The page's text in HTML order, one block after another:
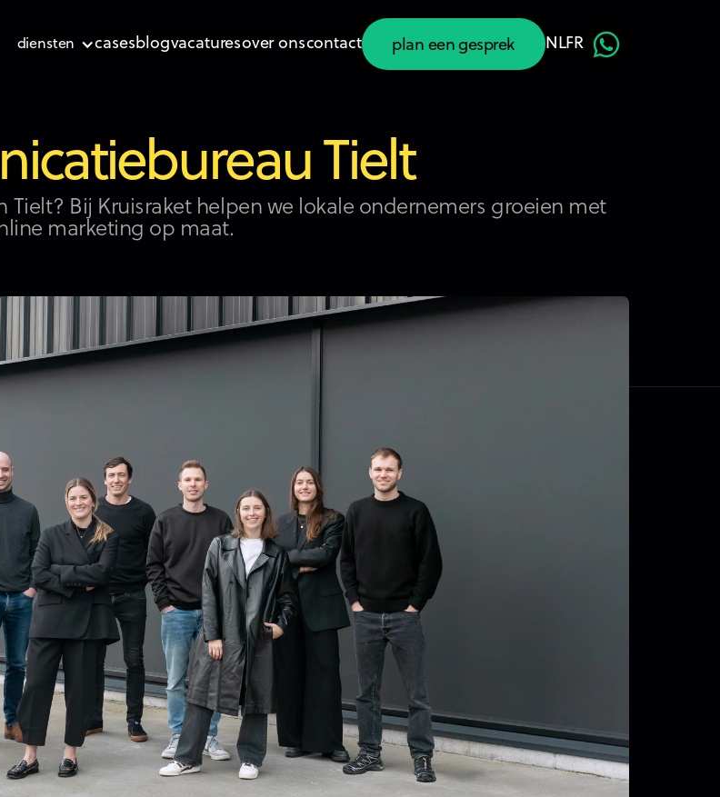
diensten casesblogvacaturesover onscontact
plan een gesprek
plan een gesprek
NLFR
Tielt
Bij Kruisraket helpen we lokale ondernemers groeien met
marketing op maat.